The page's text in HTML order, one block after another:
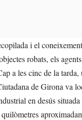
i el
robats, els
a les cinc de la
de Girona va
en desús